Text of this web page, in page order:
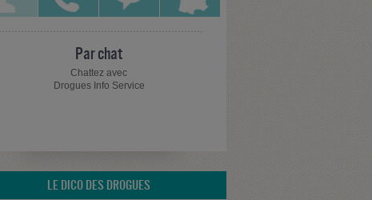
Par chat
Chattez avec
Drogues Info Service
LE DICO DES DROGUES